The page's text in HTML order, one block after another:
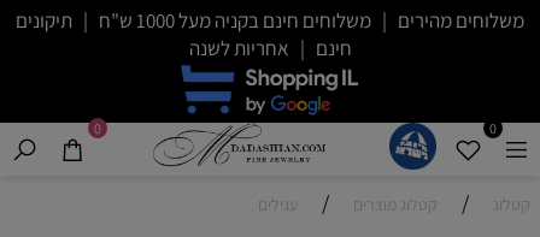
משלוחים מהירים | משלוחים חינם בקניה מעל 1000 ש"ח | תיקונים
חינם | אחריות לשנה
0
0
קטלוג / קטלוג מוצרים / עגילים